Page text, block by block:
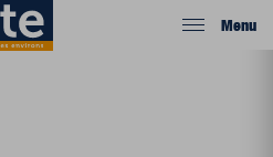
Menu